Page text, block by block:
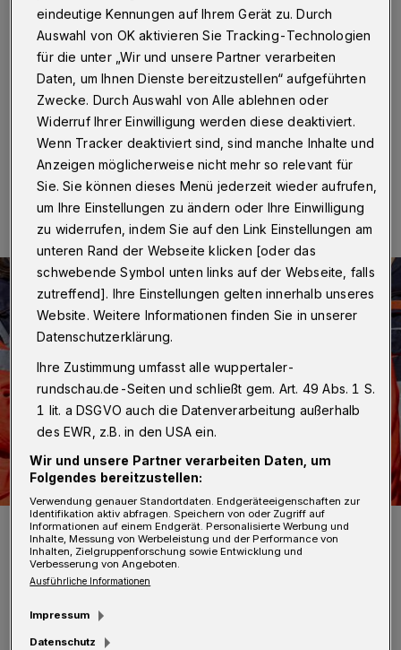
Wuppertal ·
Ein Fußgänger hat sich am Dienstag (5.
Dezember 2023) bei einem Verkehrsunfall auf der
Straße Am Stadtbahnhof schwere Verletzungen
zugezogen.
06.12.2023 , 15:08 Uhr
Foto: Christoph Petersen
Der 76-Jährige wollte die Fahrbahn auf Höhe
eindeutige Kennungen auf Ihrem Gerät zu. Durch
Auswahl von OK aktivieren Sie Tracking-Technologien
für die unter „Wir und unsere Partner verarbeiten
Daten, um Ihnen Dienste bereitzustellen“ aufgeführten
Zwecke. Durch Auswahl von Alle ablehnen oder
Widerruf Ihrer Einwilligung werden diese deaktiviert.
Wenn Tracker deaktiviert sind, sind manche Inhalte und
Anzeigen möglicherweise nicht mehr so relevant für
Sie. Sie können dieses Menü jederzeit wieder aufrufen,
um Ihre Einstellungen zu ändern oder Ihre Einwilligung
zu widerrufen, indem Sie auf den Link Einstellungen am
unteren Rand der Webseite klicken [oder das
schwebende Symbol unten links auf der Webseite, falls
zutreffend]. Ihre Einstellungen gelten innerhalb unseres
Website. Weitere Informationen finden Sie in unserer
Datenschutzerklärung.
Ihre Zustimmung umfasst alle wuppertaler-
rundschau.de-Seiten und schließt gem. Art. 49 Abs. 1 S.
1 lit. a DSGVO auch die Datenverarbeitung außerhalb
des EWR, z.B. in den USA ein.
Wir und unsere Partner verarbeiten Daten, um
Folgendes bereitzustellen:
Verwendung genauer Standortdaten. Endgeräteeigenschaften zur
Identifikation aktiv abfragen. Speichern von oder Zugriff auf
Informationen auf einem Endgerät. Personalisierte Werbung und
Inhalte, Messung von Werbeleistung und der Performance von
Inhalten, Zielgruppenforschung sowie Entwicklung und
Verbesserung von Angeboten.
Ausführliche Informationen
Impressum
Datenschutz